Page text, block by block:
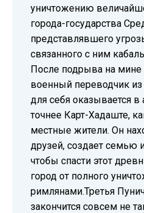
уничтожению
города-государства
представлявшего
связанного с ним
После подрыва на мине
военный переводчик
для себя оказывается
точнее Карт-Хадаште,
местные жители. Он
друзей, создает семью
чтобы спасти этот
город от полного
римлянами.Третья
закончится совсем не